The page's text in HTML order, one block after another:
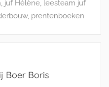
, juf Hélène, leesteam juf
, prentenboeken
Boer Boris